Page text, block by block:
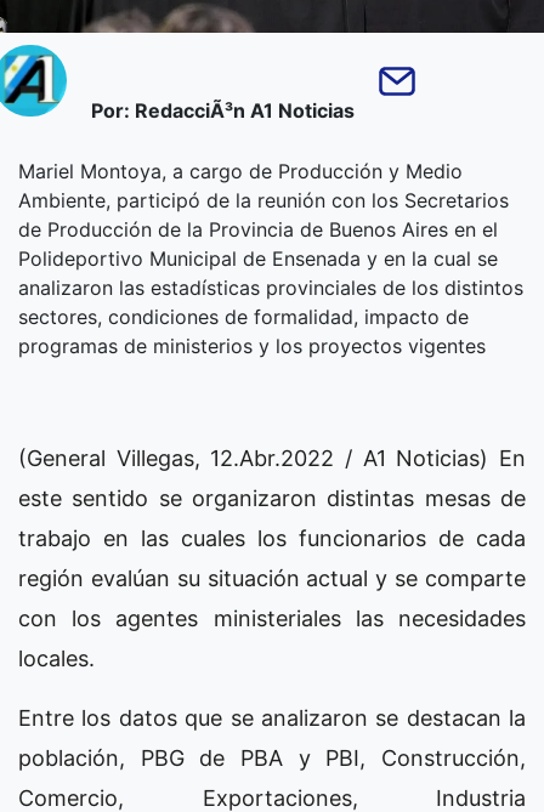
Por: RedacciÃ³n A1 Noticias
Mariel Montoya, a cargo de Producción y Medio
Ambiente, participó de la reunión con los Secretarios
de Producción de la Provincia de Buenos Aires en el
Polideportivo Municipal de Ensenada y en la cual se
analizaron las estadísticas provinciales de los distintos
sectores, condiciones de formalidad, impacto de
programas de ministerios y los proyectos vigentes
(General Villegas, 12.Abr.2022 / A1 Noticias) En
este sentido se organizaron distintas mesas de
trabajo en las cuales los funcionarios de cada
región evalúan su situación actual y se comparte
con los agentes ministeriales las necesidades
locales.
Entre los datos que se analizaron se destacan la
población, PBG de PBA y PBI, Construcción,
Comercio, Exportaciones, Industria